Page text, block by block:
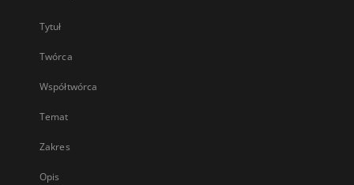
Tytuł
Twórca
Współtwórca
Temat
Zakres
Opis